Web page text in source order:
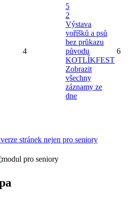
4
5
2
Výstava
voříšků a psů
bez průkazu
původu
KOTLÍKFEST
Zobrazit
všechny
záznamy ze
dne
6
stránek nejen pro seniory